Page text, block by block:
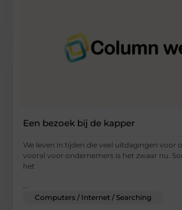
Een bezoek bij de kapper
We leven in tijden die veel uitdagingen voor
vooral voor ondernemers is het zwaar nu.
het
Computers / Internet / Searching